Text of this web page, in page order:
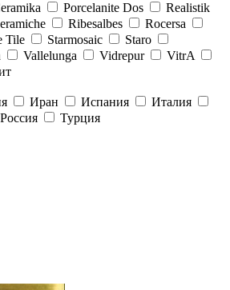
Porcelanite Dos
Realistik
Ribesalbes
Rocersa
Tile Starmosaic
Staro
Vallelunga Vidrepur
VitrA
Иран Испания
Италия
Россия
Турция